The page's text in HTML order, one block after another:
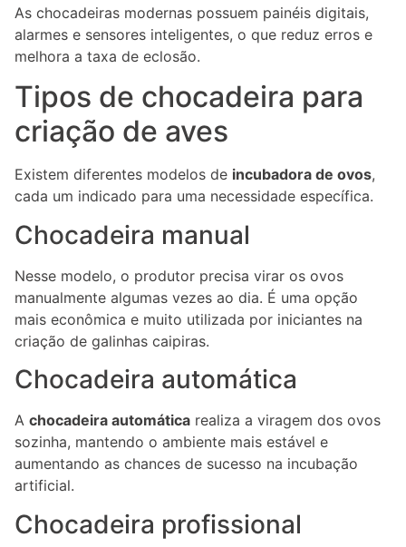
As chocadeiras modernas possuem painéis digitais,
alarmes e sensores inteligentes, o que reduz erros e
melhora a taxa de eclosão.
Tipos de chocadeira para
criação de aves
Existem diferentes modelos de incubadora de ovos,
cada um indicado para uma necessidade específica.
Chocadeira manual
Nesse modelo, o produtor precisa virar os ovos
manualmente algumas vezes ao dia. É uma opção
mais econômica e muito utilizada por iniciantes na
criação de galinhas caipiras.
Chocadeira automática
A chocadeira automática realiza a viragem dos ovos
sozinha, mantendo o ambiente mais estável e
aumentando as chances de sucesso na incubação
artificial.
Chocadeira profissional